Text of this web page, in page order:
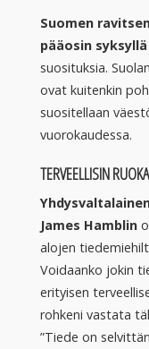
Suomen
pääosin
suosituksia.
ovat kuitenkin
suositellaan
vuorokaudessa.
TERVEELLISIN
James Hamblin
alojen
Voidaanko jokin
erityisen
rohkeni vastata
”Tiede on